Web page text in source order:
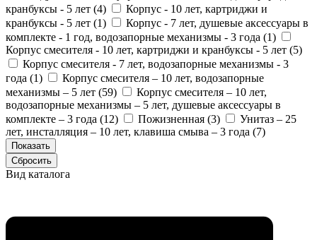
кранбуксы - 5 лет (4)
Корпус - 10 лет, картриджи и
кранбуксы - 5 лет (1)
Корпус - 7 лет, душевые аксессуары в
комплекте - 1 год, водозапорные механизмы - 3 года (1)
Корпус смесителя - 10 лет, картриджи и кранбуксы - 5 лет (5)
Корпус смесителя - 7 лет, водозапорные механизмы - 3
года (1)
Корпус смесителя – 10 лет, водозапорные
механизмы – 5 лет (59)
Корпус смесителя – 10 лет,
водозапорные механизмы – 5 лет, душевые аксессуары в
комплекте – 3 года (12) Пожизненная (3)
Унитаз – 25
лет, инсталляция – 10 лет, клавиша смыва – 3 года (7)
Вид каталога